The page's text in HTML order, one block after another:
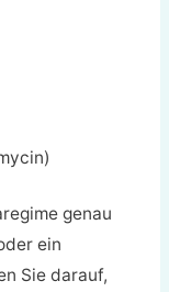
genau
ein
Sie darauf,